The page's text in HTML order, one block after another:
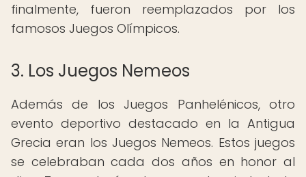
finalmente, fueron reemplazados por los
famosos Juegos Olímpicos.
3. Los Juegos Nemeos
Además de los Juegos Panhelénicos, otro
evento deportivo destacado en la Antigua
Grecia eran los Juegos Nemeos. Estos juegos
se celebraban cada dos años en honor al